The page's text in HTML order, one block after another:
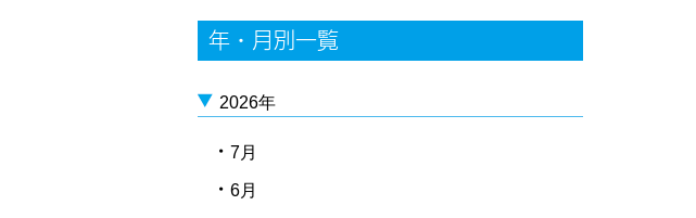
年・月別一覧
2026年
7月
6月